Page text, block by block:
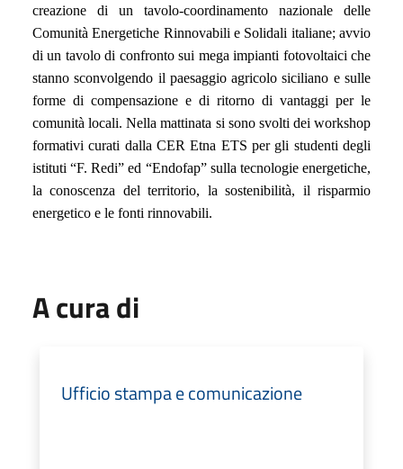
creazione di un tavolo-coordinamento nazionale delle
Comunità Energetiche Rinnovabili e Solidali italiane; avvio
di un tavolo di confronto sui mega impianti fotovoltaici che
stanno sconvolgendo il paesaggio agricolo siciliano e sulle
forme di compensazione e di ritorno di vantaggi per le
comunità locali. Nella mattinata si sono svolti dei workshop
formativi curati dalla CER Etna ETS per gli studenti degli
istituti “F. Redi” ed “Endofap” sulla tecnologie energetiche,
la conoscenza del territorio, la sostenibilità, il risparmio
energetico e le fonti rinnovabili.
A cura di
Ufficio stampa e comunicazione